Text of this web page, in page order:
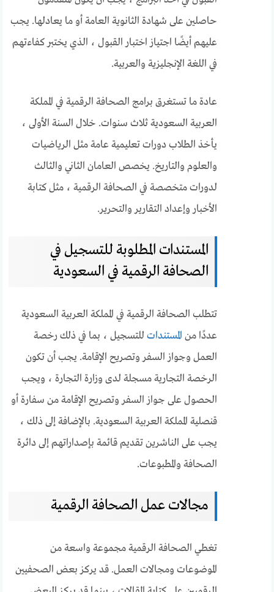
حاصلين على شهادة الثانوية العامة أو ما يعادلها. يجب
عليهم أيضًا اجتياز اختبار القبول ، الذي يختبر كفاءتهم
في اللغة الإنجليزية والعربية.
عادة ما تستغرق برامج الصحافة الرقمية في المملكة
العربية السعودية ثلاث سنوات. خلال السنة الأولى ،
يأخذ الطلاب دورات تعليمية عامة مثل الرياضيات
والعلوم والتاريخ. يخصص العامان الثاني والثالث
لدورات متخصصة في الصحافة الرقمية ، مثل كتابة
الأخبار وإعداد التقارير والتحرير.
المستندات المطلوبة للتسجيل في
الصحافة الرقمية في السعودية
تتطلب الصحافة الرقمية في المملكة العربية السعودية
عددًا من المستنداتللتسجيل ، بما في ذلك رخصة
العمل وجواز السفر وتصريح الإقامة. يجب أن تكون
الرخصة التجارية مسجلة لدى وزارة التجارة ، ويجب
الحصول على جواز السفر وتصريح الإقامة من سفارة أو
قنصلية المملكة العربية السعودية. بالإضافة إلى ذلك ،
يجب على الناشرين تقديم قائمة بإصداراتهم إلى دائرة
الصحافة والمطبوعات.
مجالات عمل الصحافة الرقمية
تغطي الصحافة الرقمية مجموعة واسعة من
الموضوعات ومجالات العمل. قد يركز بعض الصحفيين